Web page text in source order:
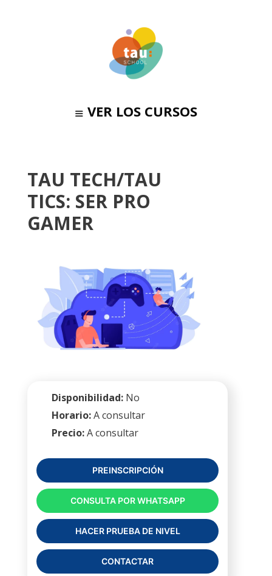
VER LOS CURSOS
TAU TECH/TAU
TICS: SER PRO
GAMER
Disponibilidad: No
Horario:A consultar
Precio:A consultar
PREINSCRIPCIÓN
CONSULTA POR WHATSAPP
HACER PRUEBA DE NIVEL
CONTACTAR